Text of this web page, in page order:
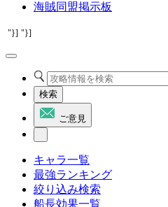
海賊同盟掲示板
"}] "}]
検索
ご意見
キャラ一覧
最強ランキング
絞り込み検索
船長効果一覧